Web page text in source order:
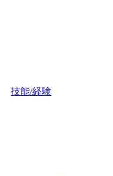
技能/経験